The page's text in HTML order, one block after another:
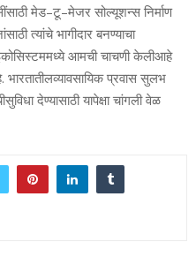
मेड–टू–मेजर सोल्यूशन्स निर्माण
त्यांचे भागीदार बनण्याचा
आमची चाचणी केलीआहे
. भारतातीलव्यावसायिक प्रवास सुलभ
सुविधा देण्यासाठी यापेक्षा चांगली वेळ